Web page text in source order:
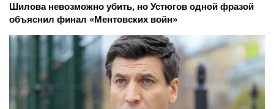
Шилова невозможно убить, но Устюгов одной фразой
объяснил финал «Ментовских войн»